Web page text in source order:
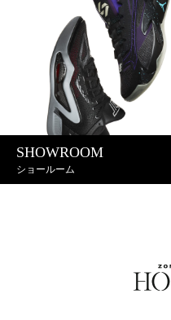
SHOWROOM
ショールーム